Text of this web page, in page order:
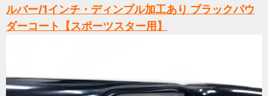
ルバー/1インチ・ディンプル加工あり ブラックパウ
ダーコート【スポーツスター用】